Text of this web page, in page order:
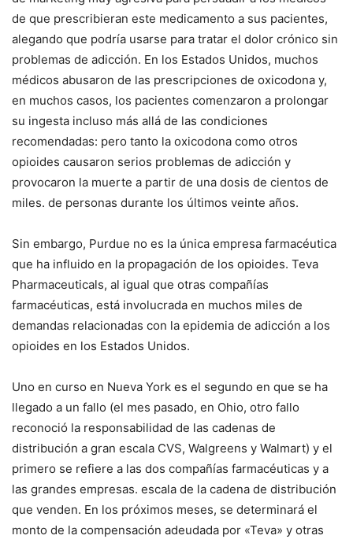
de que prescribieran este medicamento a sus pacientes,
alegando que podría usarse para tratar el dolor crónico sin
problemas de adicción. En los Estados Unidos, muchos
médicos abusaron de las prescripciones de oxicodona y,
en muchos casos, los pacientes comenzaron a prolongar
su ingesta incluso más allá de las condiciones
recomendadas: pero tanto la oxicodona como otros
opioides causaron serios problemas de adicción y
provocaron la muerte a partir de una dosis de cientos de
miles. de personas durante los últimos veinte años.
Sin embargo, Purdue no es la única empresa farmacéutica
que ha influido en la propagación de los opioides. Teva
Pharmaceuticals, al igual que otras compañías
farmacéuticas, está involucrada en muchos miles de
demandas relacionadas con la epidemia de adicción a los
opioides en los Estados Unidos.
Uno en curso en Nueva York es el segundo en que se ha
llegado a un fallo (el mes pasado, en Ohio, otro fallo
reconoció la responsabilidad de las cadenas de
distribución a gran escala CVS, Walgreens y Walmart) y el
primero se refiere a las dos compañías farmacéuticas y a
las grandes empresas. escala de la cadena de distribución
que venden. En los próximos meses, se determinará el
monto de la compensación adeudada por «Teva» y otras